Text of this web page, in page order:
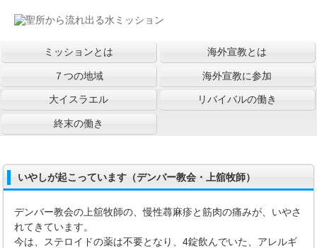
ミッションとは 海外宣教とは
７つの地域 海外宣教に参加
大イスラエル リバイバルの働き
終末の働き
いやしが起こっています（デンバー教会・上舘牧師）
デンバー教会の上舘牧師の、慢性蕁麻疹と筋肉の痛みが、いやさ
れてきています。
今は、ステロイドの薬は不要となり、4錠飲んでいた、アレルギ